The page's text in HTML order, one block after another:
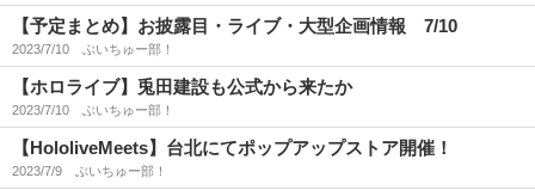
【予定まとめ】お披露目・ライブ・大型企画情報 7/10
2023/7/10 ぶいちゅー部！
【ホロライブ】兎田建設も公式から来たか
2023/7/10 ぶいちゅー部！
【HololiveMeets】台北にてポップアップストア開催！
2023/7/9 ぶいちゅー部！